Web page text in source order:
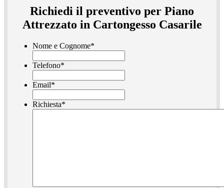
Richiedi il preventivo per Piano
Attrezzato in Cartongesso Casarile
Nome e Cognome*
Telefono*
Email*
Richiesta*